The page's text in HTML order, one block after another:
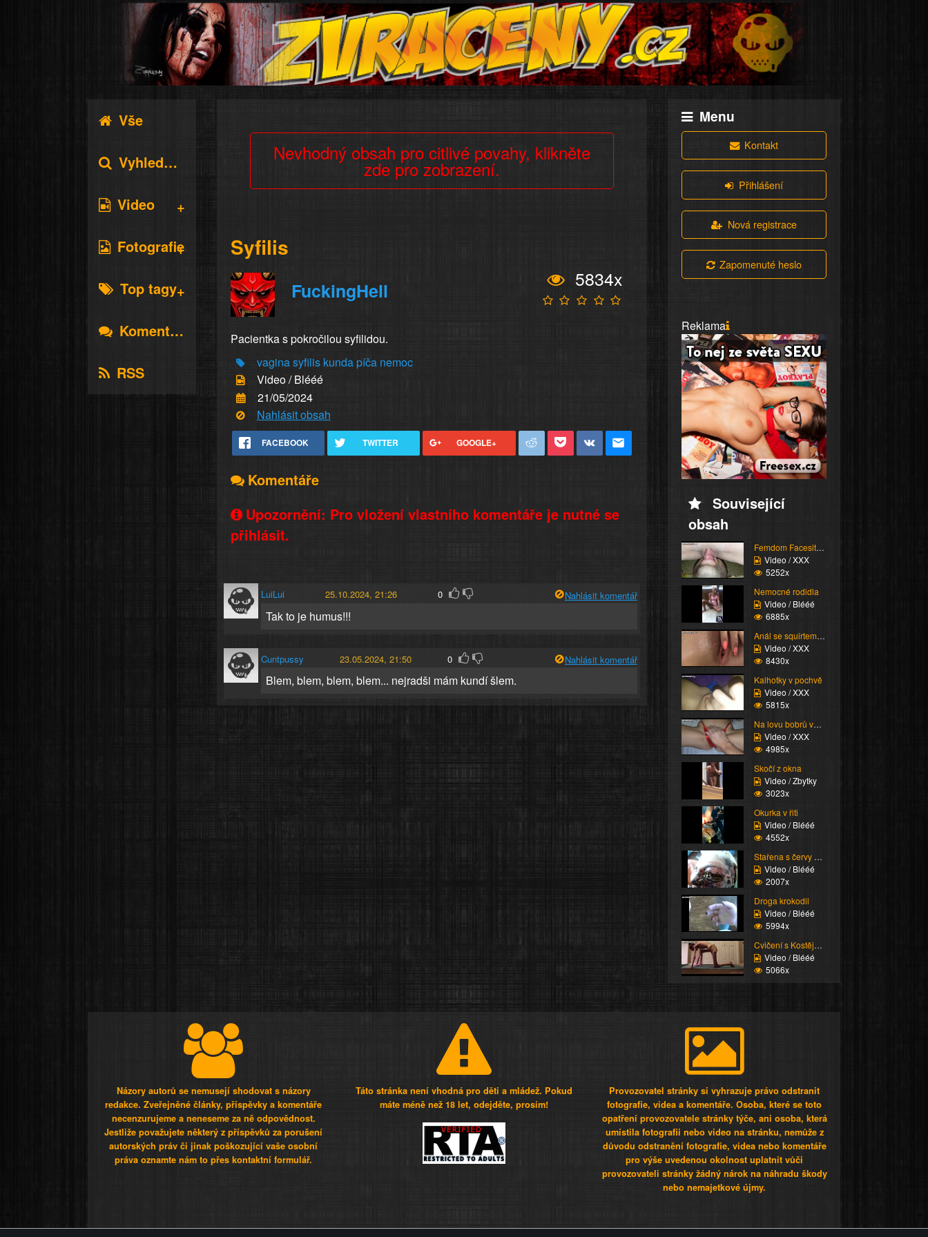
Vše
Vyhledávání
Video
Fotografie
Top tagy
Komentáře
RSS
Nevhodný obsah pro citlivé povahy, klikněte
zde pro zobrazení.
Syfilis
FuckingHell
5834x
Pacientka s pokročilou syfilidou.
vaginasyfilis kundapíča nemoc
Video / Blééé
21/05/2024
Nahlásit obsah
FACEBOOK TWITTER GOOGLE+
Komentáře
Upozornění: Pro vložení vlastního komentáře je nutné se
přihlásit.
LuiLui 25.10.2024, 21:26 0 Nahlásit komentář
Tak to je humus!!!
Cuntpussy 23.05.2024, 21:50 0 Nahlásit komentář
Blem, blem, blem, blem... nejradši mám kundí šlem.
Menu
Kontakt
Přihlášení
Nová registrace
Zapomenuté heslo
Reklama
Související
obsah
Femdom Facesitting vol...
Video / XXX
5252x
Nemocné rodidla
Video / Blééé
6885x
Anál se squirtem nakon...
Video / XXX
8430x
Kalhotky v pochvě
Video / XXX
5815x
Na lovu bobrů vol.73
Video / XXX
4985x
Skočí z okna
Video / Zbytky
3023x
Okurka v řiti
Video / Blééé
4552x
Stařena s červy v oku
Video / Blééé
2007x
Droga krokodil
Video / Blééé
5994x
Cvičení s Kostějkou
Video / Blééé
5066x
Názory autorů se nemusejí shodovat s názory
redakce. Zveřejněné články, příspěvky a komentáře
necenzurujeme a neneseme za ně odpovědnost.
Jestliže považujete některý z příspěvků za porušení
autorských práv či jinak poškozující vaše osobní
práva oznamte nám to přes kontaktní formulář.
Táto stránka není vhodná pro děti a mládež. Pokud
máte méně než 18 let, odejděte, prosím!
Provozovatel stránky si vyhrazuje právo odstranit
fotografie, videa a komentáře. Osoba, které se toto
opatření provozovatele stránky týče, ani osoba, která
umístila fotografii nebo video na stránku, nemůže z
důvodu odstranění fotografie, videa nebo komentáře
pro výše uvedenou okolnost uplatnit vůči
provozovateli stránky žádný nárok na náhradu škody
nebo nemajetkové újmy.